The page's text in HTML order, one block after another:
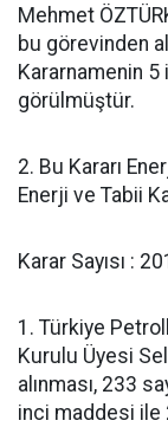
Mehmet
bu görevinden
Kararnamenin
görülmüştür.
2. Bu Kararı
Enerji ve Tabii
Karar Sayısı :
1. Türkiye
Kurulu Üyesi
alınması, 233
inci maddesi ile